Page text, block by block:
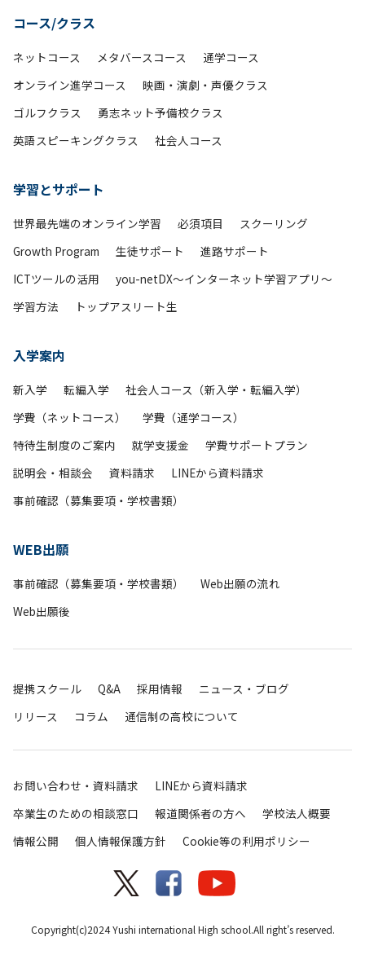
コース/クラス
ネットコース メタバースコース
通学コース
オンライン進学コース
映画・演劇・声優クラス
ゴルフクラス
勇志ネット予備校クラス
英語スピーキングクラス
社会人コース
学習とサポート
世界最先端のオンライン学習 必須項目
スクーリング
Growth Program
生徒サポート
進路サポート
ICTツールの活用
you-netDX～インターネット学習アプリ～
学習方法
トップアスリート生
入学案内
新入学 転編入学
社会人コース（新入学・転編入学）
学費（ネットコース）
学費（通学コース）
特待生制度のご案内
就学支援金
学費サポートプラン
説明会・相談会
資料請求
LINEから資料請求
事前確認（募集要項・学校書類）
WEB出願
事前確認（募集要項・学校書類）
Web出願の流れ
Web出願後
提携スクール Q&A 採用情報
ニュース・ブログ
リリース
コラム 通信制の高校について
お問い合わせ・資料請求
LINEから資料請求
卒業生のための相談窓口
報道関係者の方へ
学校法人概要
情報公開
個人情報保護方針 Cookie等の利用ポリシー
Copyright(c)2024 Yushi international High school.All right’s reserved.